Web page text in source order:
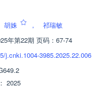
胡姝 ，
祁瑞敏
年第22期 页码：67-74
j.cnki.1004-3985.2025.22.006
2025